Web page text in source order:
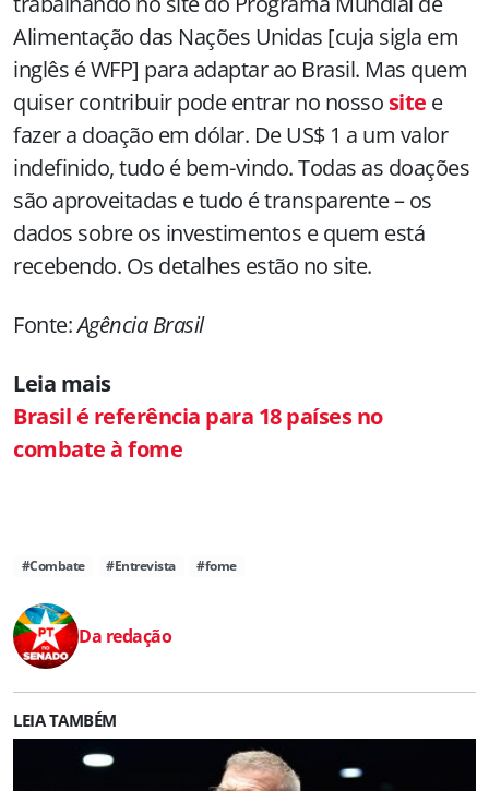
Alimentação das Nações Unidas [cuja sigla em
inglês é WFP] para adaptar ao Brasil. Mas quem
quiser contribuir pode entrar no nosso site e
fazer a doação em dólar. De US$ 1 a um valor
indefinido, tudo é bem-vindo. Todas as doações
são aproveitadas e tudo é transparente – os
dados sobre os investimentos e quem está
recebendo. Os detalhes estão no site.
Fonte:Agência Brasil
Leia mais
Brasil é referência para 18 países no
combate à fome
#Combate #Entrevista #fome
Da redação
LEIA TAMBÉM